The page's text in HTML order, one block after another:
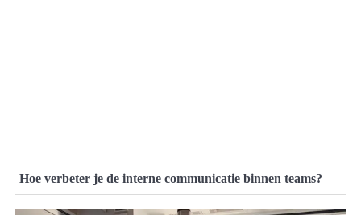
Hoe verbeter je de interne communicatie binnen teams?